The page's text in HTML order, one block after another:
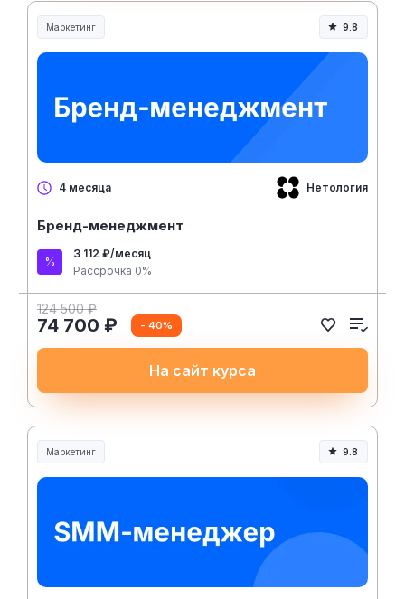
Маркетинг 9.8
4 месяца Нетология
Бренд-менеджмент
3 112 ₽/месяц
Рассрочка 0%
124 500 ₽
74 700 ₽ - 40%
На сайт курса
Маркетинг 9.8